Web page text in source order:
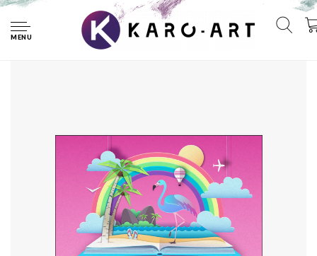
MENU
Fotobehang - Succesvolle zomervakantie, Kinderkamer, te
koop in 11 maten, incl behanglijm